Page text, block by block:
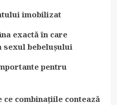
imobilizat
exactă în care
sexul bebelușului
pentru
combinațiile contează